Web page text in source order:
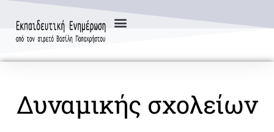
Δυναμικής σχολείων